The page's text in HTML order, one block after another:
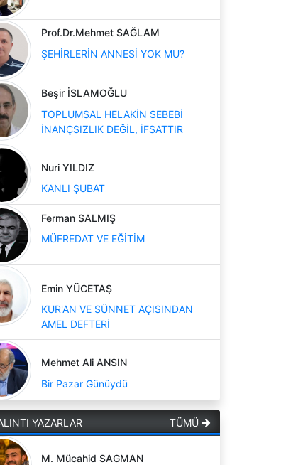
Prof.Dr.Mehmet SAĞLAM
ŞEHİRLERİN ANNESİ YOK MU?
Beşir İSLAMOĞLU
TOPLUMSAL HELAKİN SEBEBİ
İNANÇSIZLIK DEĞİL, İFSATTIR
Nuri YILDIZ
KANLI ŞUBAT
Ferman SALMIŞ
MÜFREDAT VE EĞİTİM
Emin YÜCETAŞ
KUR'AN VE SÜNNET AÇISINDAN
AMEL DEFTERİ
Mehmet Ali ANSIN
Bir Pazar Günüydü
YAZARLAR TÜMÜ
M. Mücahid SAGMAN